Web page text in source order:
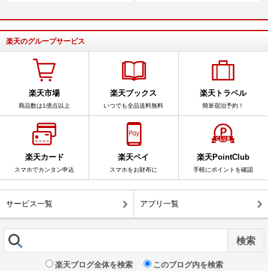
楽天のグループサービス
楽天市場
商品数は1億点以上
楽天ブックス
いつでも全品送料無料
楽天トラベル
簡単宿泊予約！
楽天カード
スマホでカンタン申込
楽天ペイ
スマホをお財布に
楽天PointClub
手軽にポイントを確認
サービス一覧 アプリ一覧
楽天ブログ全体を検索 このブログ内を検索